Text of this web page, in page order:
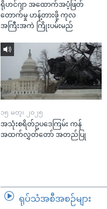
ရိုဟင်ဂျာ အထောက်အပံ့ဖြတ်
တောက်မှု ဟန့်တားဖို့ ကုလ
အကြီးအကဲ ကြိုးပမ်းမည်
၁၅ မတ္၊ ၂၀၂၅
အသုံးစရိတ်ဥပဒေကြမ်း ကန်
အထက်လွှတ်တော် အတည်ပြု
ရုပ်သံအစီအစဉ်များ